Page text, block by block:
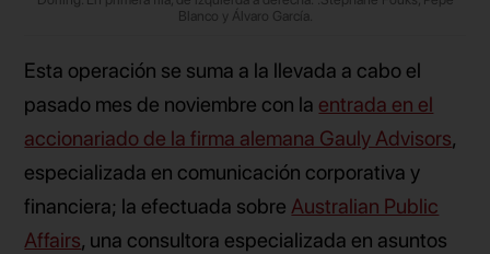
Blanco y Álvaro García.
Esta operación se suma a la llevada a cabo el
pasado mes de noviembre con la entrada en el
accionariado de la firma alemana Gauly Advisors,
especializada en comunicación corporativa y
financiera; la efectuada sobreAustralian Public
Affairs, una consultora especializada en asuntos